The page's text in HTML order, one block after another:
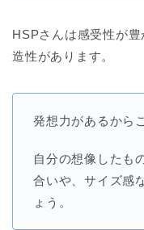
HSPさんは感受性が
造性があります。
発想力があるから
自分の想像したも
合いや、サイズ感
ょう。